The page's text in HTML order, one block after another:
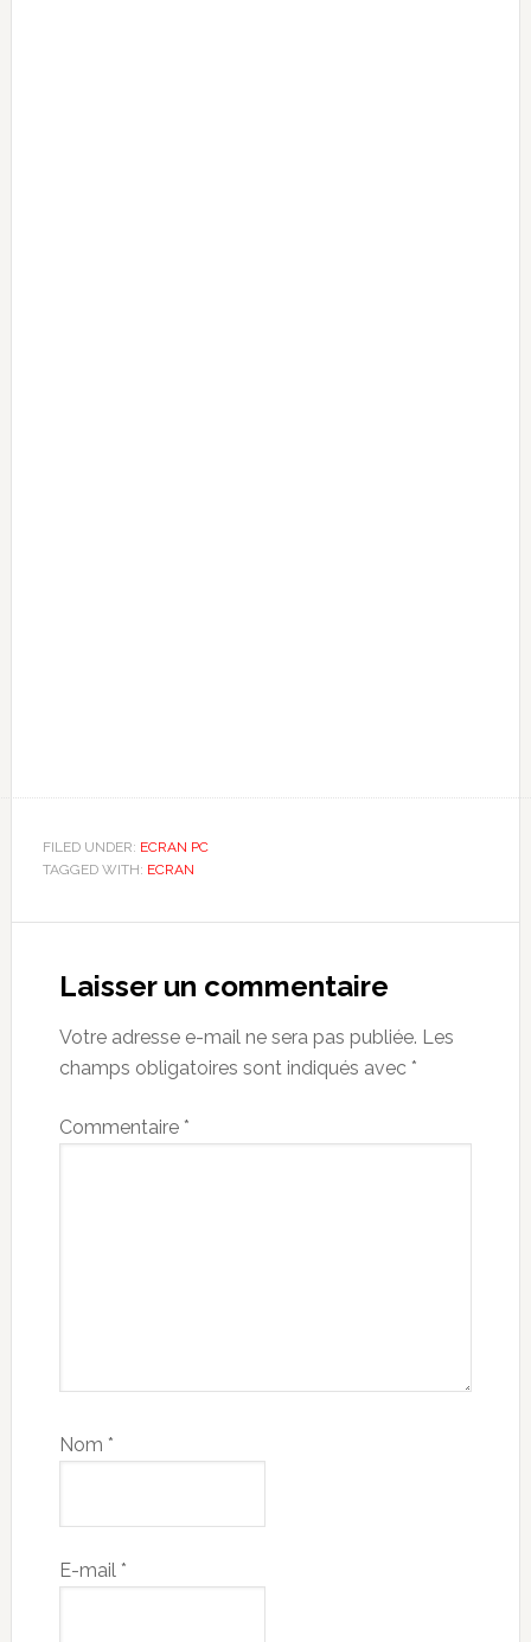
FILED UNDER: ECRAN PC
TAGGED WITH: ECRAN
Interactions
Laisser un commentaire
Votre adresse e-mail ne sera pas publiée. Les
champs obligatoires sont indiqués avec *
Commentaire *
Nom *
E-mail *